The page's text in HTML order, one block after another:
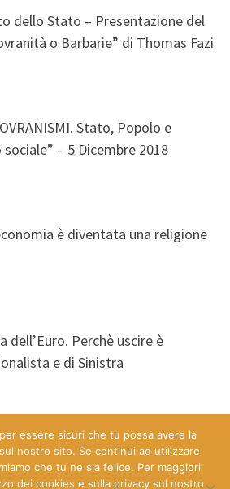
dello Stato – Presentazione del
o Barbarie” di Thomas Fazi
Stato, Popolo e
– 5 Dicembre 2018
è diventata una religione
dell’Euro. Perchè uscire è
e di Sinistra
essere sicuri che tu possa avere la
nostro sito. Se continui ad utilizzare
che tu ne sia felice. Per maggiori
dei cookies e sulla privacy sul nostro